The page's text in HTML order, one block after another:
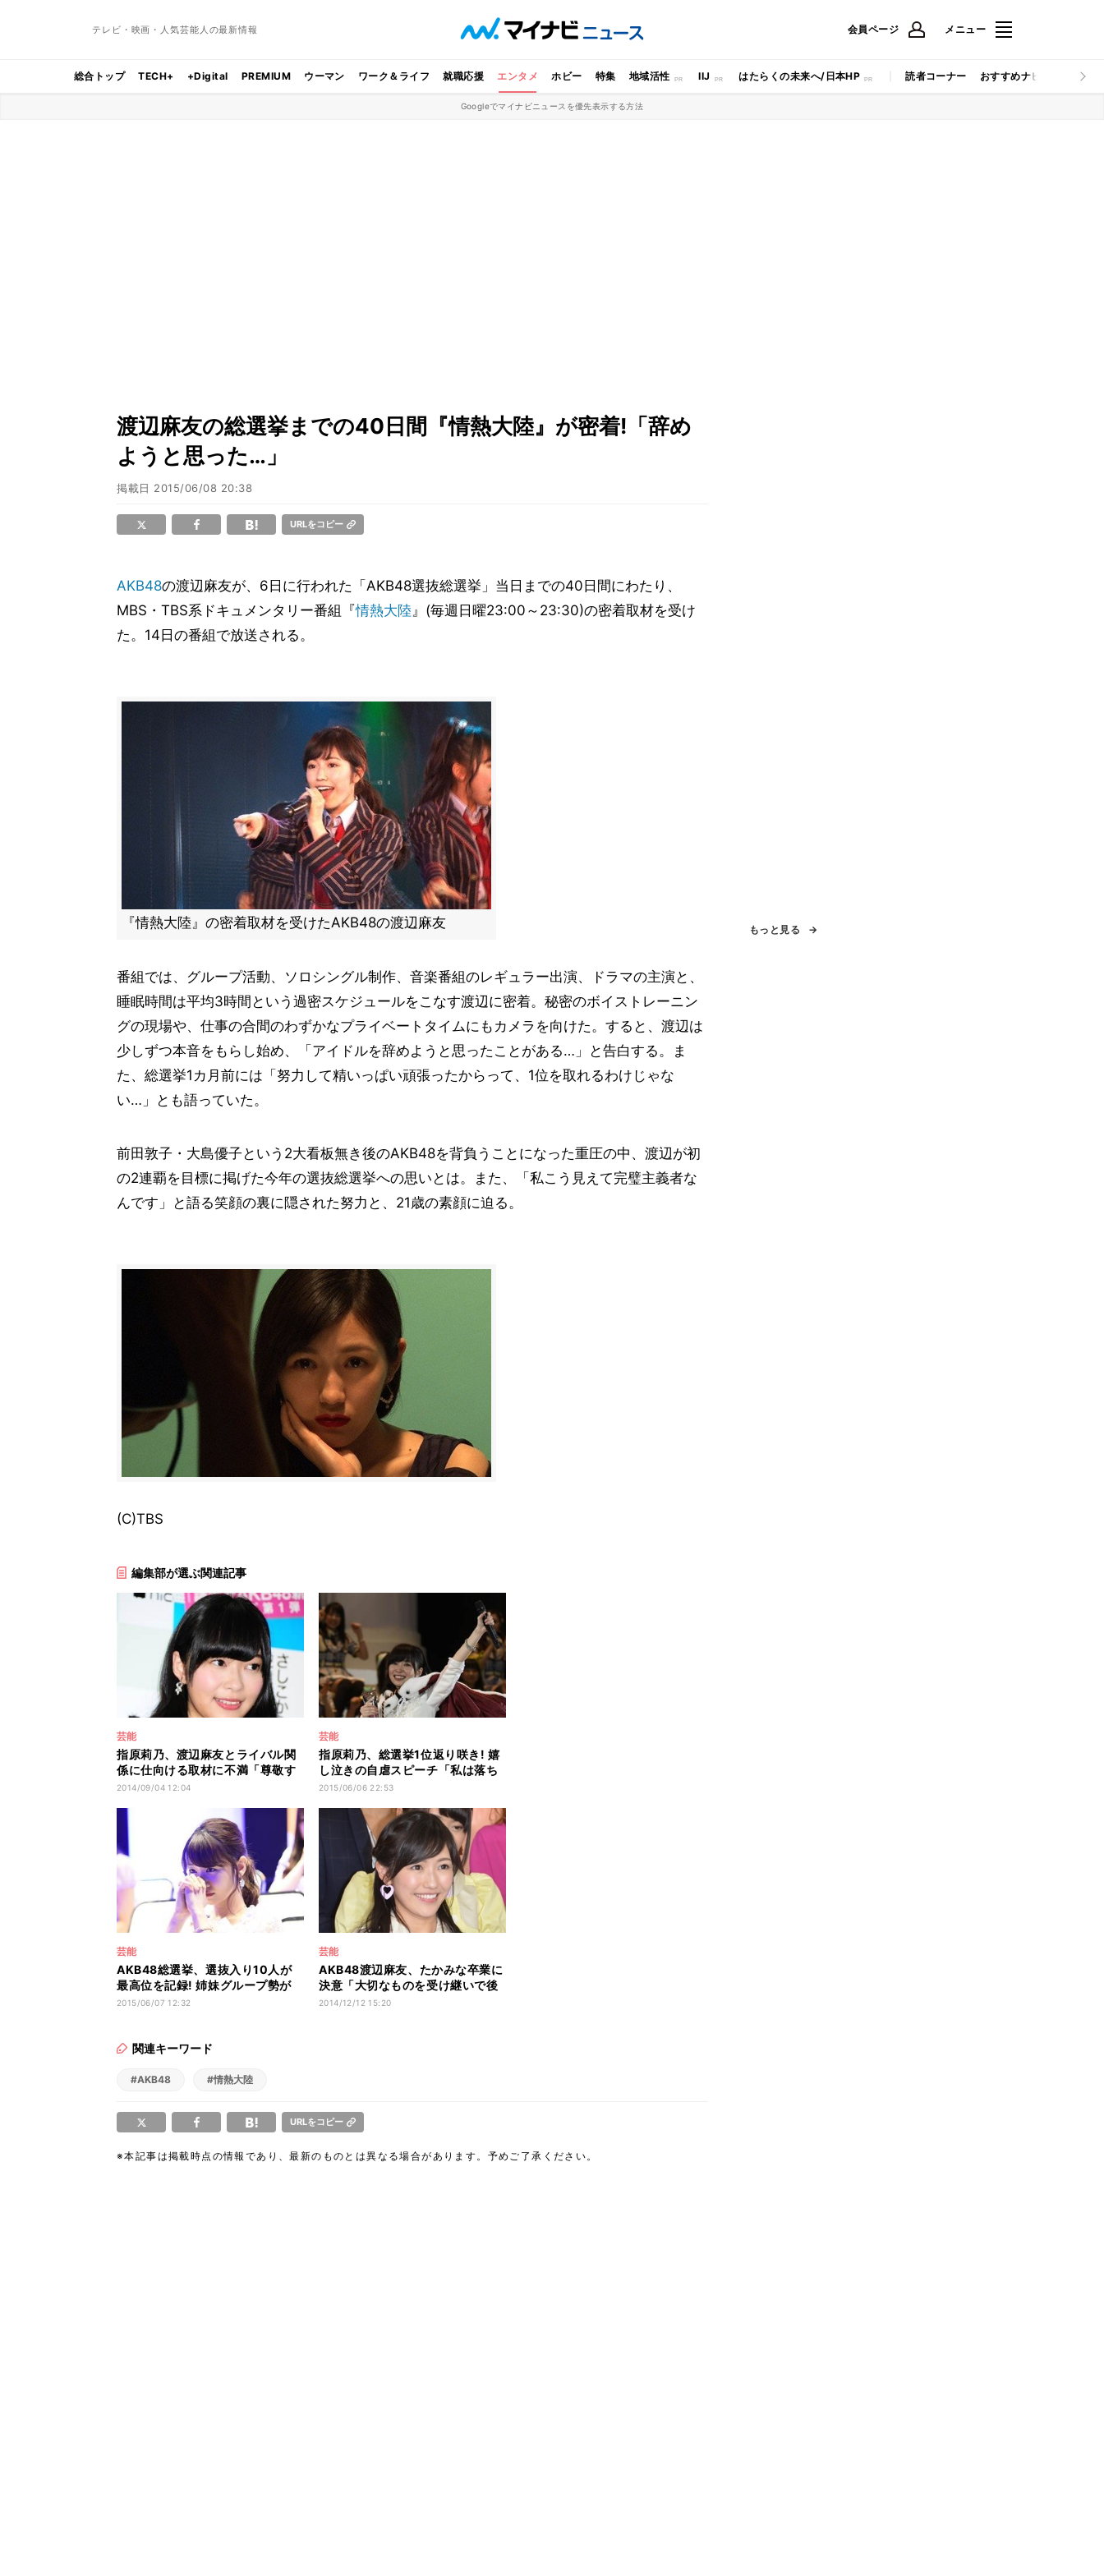
テレビ・映画・人気芸能人の最新情報 会員ページ メニュー
総合トップ TECH+ +Digital PREMIUM ウーマン ワーク＆ライフ 就職応援 エンタメ ホビー 特集 地域活性 IIJ はたらくの未来へ/日本HP 読者コーナー おすすめナビ マイナビ
Googleでマイナビニュースを優先表示する方法
渡辺麻友の総選挙までの40日間『情熱大陸』が密着!「辞め
ようと思った…」
掲載日 2015/06/08 20:38
URLをコピー
AKB48の渡辺麻友が、6日に行われた「AKB48選抜総選挙」当日までの40日間にわたり、
MBS・TBS系ドキュメンタリー番組『情熱大陸』(毎週日曜23:00～23:30)の密着取材を受け
た。14日の番組で放送される。
『情熱大陸』の密着取材を受けたAKB48の渡辺麻友
番組では、グループ活動、ソロシングル制作、音楽番組のレギュラー出演、ドラマの主演と、
睡眠時間は平均3時間という過密スケジュールをこなす渡辺に密着。秘密のボイストレーニン
グの現場や、仕事の合間のわずかなプライベートタイムにもカメラを向けた。すると、渡辺は
少しずつ本音をもらし始め、「アイドルを辞めようと思ったことがある…」と告白する。ま
た、総選挙1カ月前には「努力して精いっぱい頑張ったからって、1位を取れるわけじゃな
い…」とも語っていた。
前田敦子・大島優子という2大看板無き後のAKB48を背負うことになった重圧の中、渡辺が初
の2連覇を目標に掲げた今年の選抜総選挙への思いとは。また、「私こう見えて完璧主義者な
んです」と語る笑顔の裏に隠された努力と、21歳の素顔に迫る。
(C)TBS
編集部が選ぶ関連記事
芸能
指原莉乃、渡辺麻友とライバル関
係に仕向ける取材に不満「尊敬す
る先輩」
2014/09/04 12:04
芸能
指原莉乃、総選挙1位返り咲き! 嬉
し泣きの自虐スピーチ「私は落ち
こぼれ」
2015/06/06 22:53
芸能
AKB48総選挙、選抜入り10人が
最高位を記録! 姉妹グループ勢が
AKBを圧倒
2015/06/07 12:32
芸能
AKB48渡辺麻友、たかみな卒業に
決意「大切なものを受け継いで後
輩たちに」
2014/12/12 15:20
関連キーワード
#AKB48 #情熱大陸
URLをコピー
※本記事は掲載時点の情報であり、最新のものとは異なる場合があります。予めご了承ください。
もっと見る